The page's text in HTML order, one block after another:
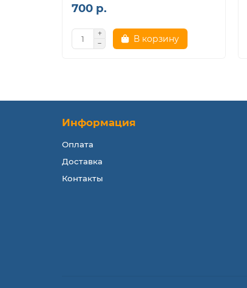
700 р.
В корзину
Информация
Оплата
Доставка
Контакты